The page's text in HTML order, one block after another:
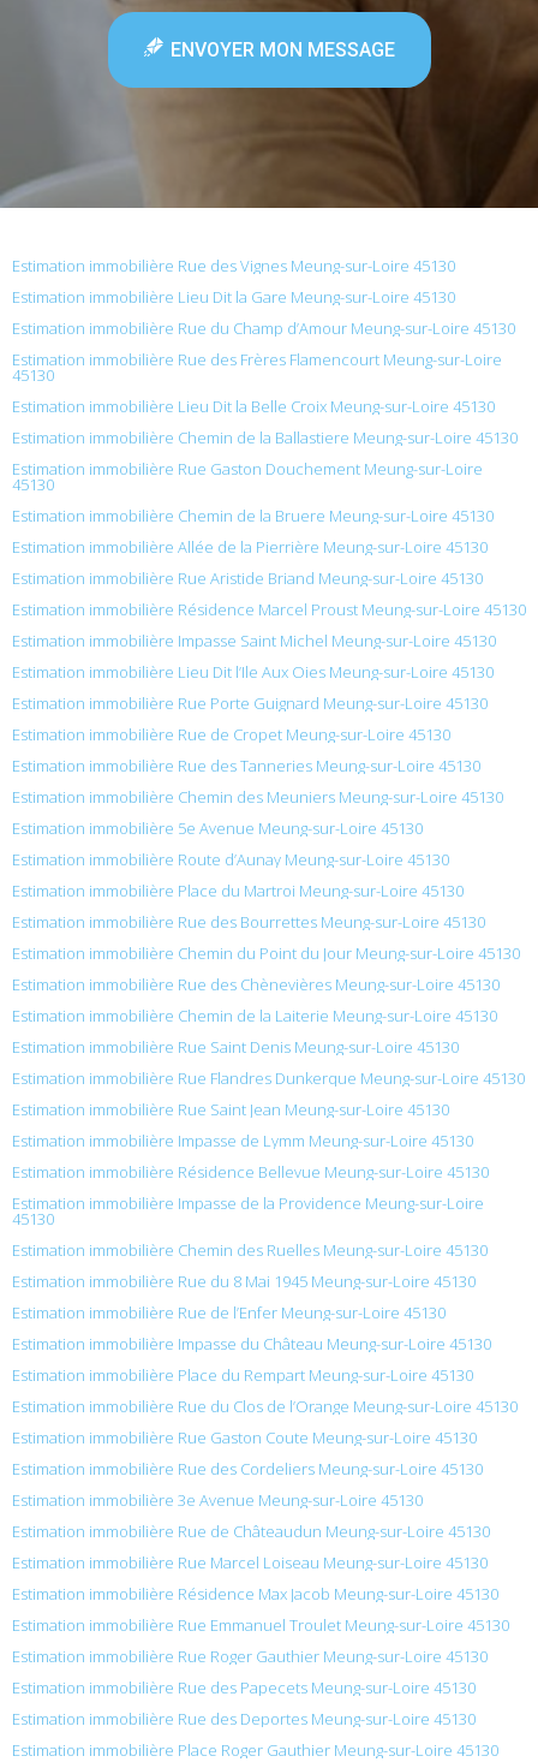
ENVOYER MON MESSAGE
Estimation immobilière Rue des Vignes Meung-sur-Loire 45130
Estimation immobilière Lieu Dit la Gare Meung-sur-Loire 45130
Estimation immobilière Rue du Champ d’Amour Meung-sur-Loire 45130
Estimation immobilière Rue des Frères Flamencourt Meung-sur-Loire
45130
Estimation immobilière Lieu Dit la Belle Croix Meung-sur-Loire 45130
Estimation immobilière Chemin de la Ballastiere Meung-sur-Loire 45130
Estimation immobilière Rue Gaston Douchement Meung-sur-Loire
45130
Estimation immobilière Chemin de la Bruere Meung-sur-Loire 45130
Estimation immobilière Allée de la Pierrière Meung-sur-Loire 45130
Estimation immobilière Rue Aristide Briand Meung-sur-Loire 45130
Estimation immobilière Résidence Marcel Proust Meung-sur-Loire 45130
Estimation immobilière Impasse Saint Michel Meung-sur-Loire 45130
Estimation immobilière Lieu Dit l’Ile Aux Oies Meung-sur-Loire 45130
Estimation immobilière Rue Porte Guignard Meung-sur-Loire 45130
Estimation immobilière Rue de Cropet Meung-sur-Loire 45130
Estimation immobilière Rue des Tanneries Meung-sur-Loire 45130
Estimation immobilière Chemin des Meuniers Meung-sur-Loire 45130
Estimation immobilière 5e Avenue Meung-sur-Loire 45130
Estimation immobilière Route d’Aunay Meung-sur-Loire 45130
Estimation immobilière Place du Martroi Meung-sur-Loire 45130
Estimation immobilière Rue des Bourrettes Meung-sur-Loire 45130
Estimation immobilière Chemin du Point du Jour Meung-sur-Loire 45130
Estimation immobilière Rue des Chènevières Meung-sur-Loire 45130
Estimation immobilière Chemin de la Laiterie Meung-sur-Loire 45130
Estimation immobilière Rue Saint Denis Meung-sur-Loire 45130
Estimation immobilière Rue Flandres Dunkerque Meung-sur-Loire 45130
Estimation immobilière Rue Saint Jean Meung-sur-Loire 45130
Estimation immobilière Impasse de Lymm Meung-sur-Loire 45130
Estimation immobilière Résidence Bellevue Meung-sur-Loire 45130
Estimation immobilière Impasse de la Providence Meung-sur-Loire
45130
Estimation immobilière Chemin des Ruelles Meung-sur-Loire 45130
Estimation immobilière Rue du 8 Mai 1945 Meung-sur-Loire 45130
Estimation immobilière Rue de l’Enfer Meung-sur-Loire 45130
Estimation immobilière Impasse du Château Meung-sur-Loire 45130
Estimation immobilière Place du Rempart Meung-sur-Loire 45130
Estimation immobilière Rue du Clos de l’Orange Meung-sur-Loire 45130
Estimation immobilière Rue Gaston Coute Meung-sur-Loire 45130
Estimation immobilière Rue des Cordeliers Meung-sur-Loire 45130
Estimation immobilière 3e Avenue Meung-sur-Loire 45130
Estimation immobilière Rue de Châteaudun Meung-sur-Loire 45130
Estimation immobilière Rue Marcel Loiseau Meung-sur-Loire 45130
Estimation immobilière Résidence Max Jacob Meung-sur-Loire 45130
Estimation immobilière Rue Emmanuel Troulet Meung-sur-Loire 45130
Estimation immobilière Rue Roger Gauthier Meung-sur-Loire 45130
Estimation immobilière Rue des Papecets Meung-sur-Loire 45130
Estimation immobilière Rue des Deportes Meung-sur-Loire 45130
Estimation immobilière Place Roger Gauthier Meung-sur-Loire 45130